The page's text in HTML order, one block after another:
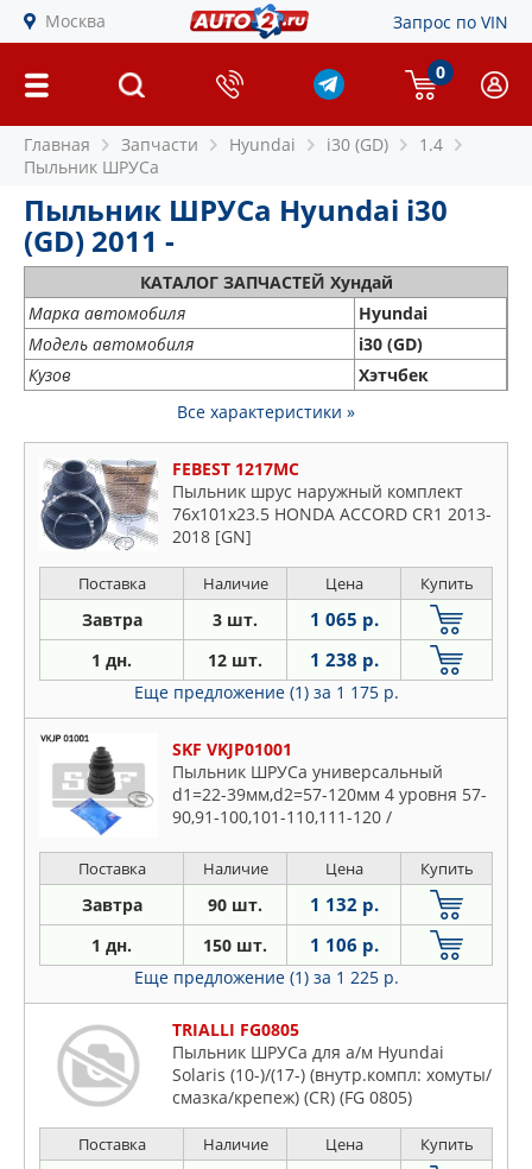
Москва Запрос по VIN
0
Главная Запчасти Hyundai i30 (GD)
1.4
Пыльник ШРУСа
Пыльник ШРУСа Hyundai i30
(GD) 2011 -
КАТАЛОГ ЗАПЧАСТЕЙ Хундай
Марка автомобиля
Hyundai
Модель автомобиля
i30 (GD)
Кузов
Хэтчбек
Все характеристики »
FEBEST 1217MC
Пыльник шрус наружный комплект
76x101x23.5 HONDA ACCORD CR1 2013-
2018 [GN]
Поставка Наличие Цена Купить
Завтра 3 шт. 1 065 р.
1 дн. 12 шт. 1 238 р.
Еще предложение (1) за 1 175 р.
SKF VKJP01001
Пыльник ШРУСа универсальный
d1=22-39мм,d2=57-120мм 4 уровня 57-
90,91-100,101-110,111-120 /
Поставка Наличие Цена Купить
Завтра 90 шт. 1 132 р.
1 дн. 150 шт. 1 106 р.
Еще предложение (1) за 1 225 р.
TRIALLI FG0805
Пыльник ШРУСа для а/м Hyundai
Solaris (10-)/(17-) (внутр.компл: хомуты/
смазка/крепеж) (CR) (FG 0805)
Поставка Наличие Цена Купить